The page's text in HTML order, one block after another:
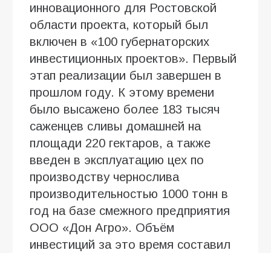
инновационного для Ростовской
области проекта, который был
включен в «100 губернаторских
инвестиционных проектов». Первый
этап реализации был завершен в
прошлом году. К этому времени
было высажено более 183 тысяч
саженцев сливы домашней на
площади 220 гектаров, а также
введен в эксплуатацию цех по
производству чернослива
производительностью 1000 тонн в
год на базе смежного предприятия
ООО «Дон Агро». Объём
инвестиций за это время составил